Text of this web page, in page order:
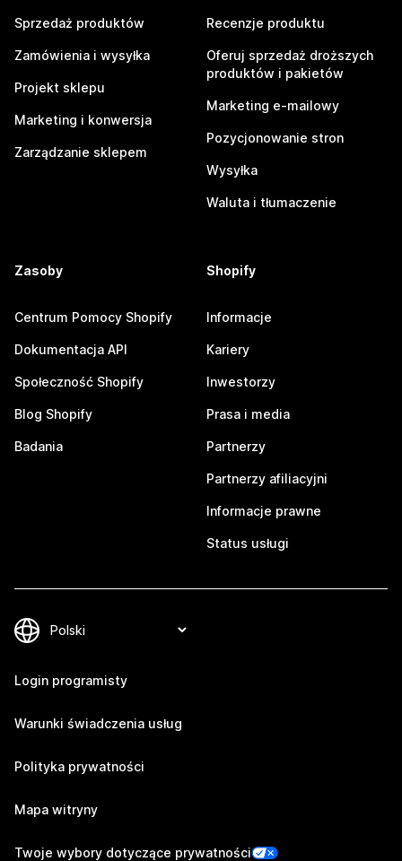
Sprzedaż produktów
Zamówienia i wysyłka
Projekt sklepu
Marketing i konwersja
Zarządzanie sklepem
Recenzje produktu
Oferuj sprzedaż droższych
produktów i pakietów
Marketing e-mailowy
Pozycjonowanie stron
Wysyłka
Waluta i tłumaczenie
Zasoby
Centrum Pomocy Shopify
Dokumentacja API
Społeczność Shopify
Blog Shopify
Badania
Shopify
Informacje
Kariery
Inwestorzy
Prasa i media
Partnerzy
Partnerzy afiliacyjni
Informacje prawne
Status usługi
Login programisty
Warunki świadczenia usług
Polityka prywatności
Mapa witryny
Twoje wybory dotyczące prywatności